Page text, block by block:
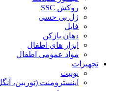
روکش SSC
ژل بی حسی
فایل
دهان بازکن
ابزار های اطفال
مواد عمومی اطفال
تجهیزات
یونیت
اینسترومنت (توربین،